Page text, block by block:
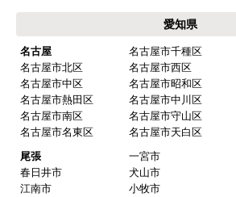
愛知県
名古屋 名古屋市千種区
名古屋市北区
名古屋市西区
名古屋市中区
名古屋市昭和区
名古屋市熱田区
名古屋市中川区
名古屋市南区
名古屋市守山区
名古屋市名東区
名古屋市天白区
尾張
一宮市
春日井市
犬山市
江南市
小牧市